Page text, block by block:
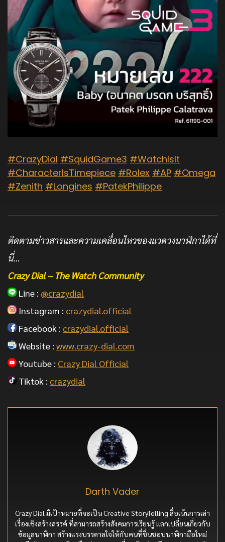
#CrazyDial #SquidGame3 #WatchIsIt
#CharacterIsTimepiece #Rolex #AP #Omega
#Zenith #Longines #PatekPhilippe
ติดตามข่าวสารและความเคลื่อนไหวของแวดวงนาฬิกาได้ที่
นี่…
Crazy Dial – The Watch Community
Line : @crazydial
Instagram : crazydial.official
Facebook : crazydial.official
Website : www.crazy-dial.com
Youtube : Crazy Dial Official
Tiktok : crazydial
Darth Vader
Crazy Dial มีเป้าหมายที่จะเป็น Creative StoryTelling สื่อเน้นการเล่า
เรื่องเชิงสร้างสรรค์ ที่สามารถสร้างสังคมการเรียนรู้ แลกเปลี่ยนเกี่ยวกับ
ข้อมูลนาฬิกา สร้างแรงบรรดาลใจให้กับคนที่ชื่นชอบนาฬิกามือใหม่